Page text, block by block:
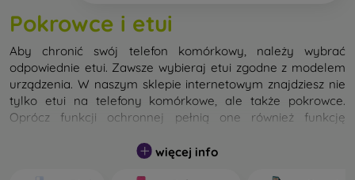
Pokrowce i etui
Aby chronić swój telefon komórkowy, należy wybrać
odpowiednie etui. Zawsze wybieraj etui zgodne z modelem
urządzenia. W naszym sklepie internetowym znajdziesz nie
tylko etui na telefony komórkowe, ale także pokrowce.
Oprócz funkcji ochronnej pełnią one również funkcję
Pokrowiec na telefon komórkowy możemy również nazwać
więcej info